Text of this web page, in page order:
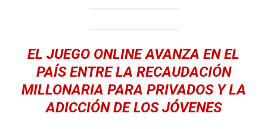
EL JUEGO ONLINE AVANZA EN EL
PAÍS ENTRE LA RECAUDACIÓN
MILLONARIA PARA PRIVADOS Y LA
ADICCIÓN DE LOS JÓVENES